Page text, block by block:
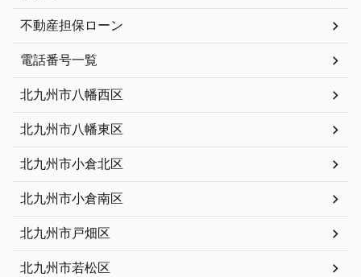
不動産担保ローン
電話番号一覧
北九州市八幡西区
北九州市八幡東区
北九州市小倉北区
北九州市小倉南区
北九州市戸畑区
北九州市若松区